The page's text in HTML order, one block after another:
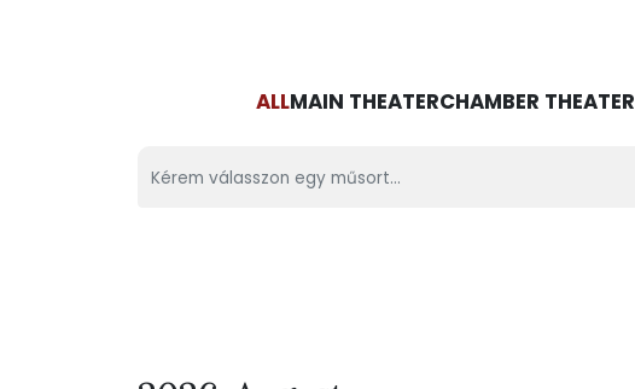
ALLMAIN THEATERCHAMBER THEATER
Kérem válasszon egy műsort...